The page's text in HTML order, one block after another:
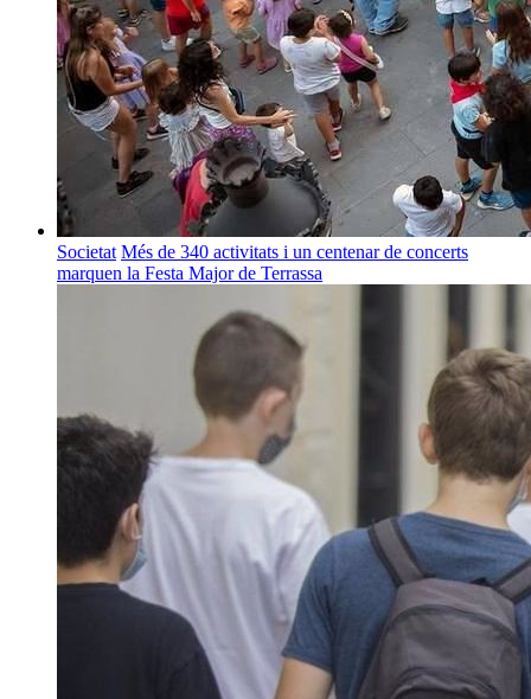
Societat Més de 340 activitats i un centenar de concerts
marquen la Festa Major de Terrassa